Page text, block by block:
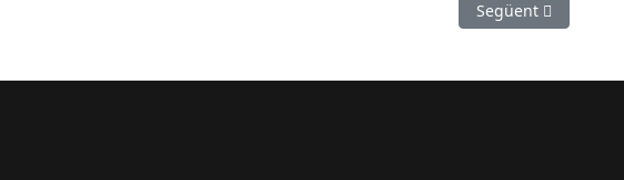
es ‘paralitza’ per reclamar millores laborals Article següent:
Següent